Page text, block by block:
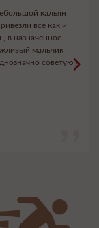
кальян
всё как и
, в назначенное
мальчик
советую )>